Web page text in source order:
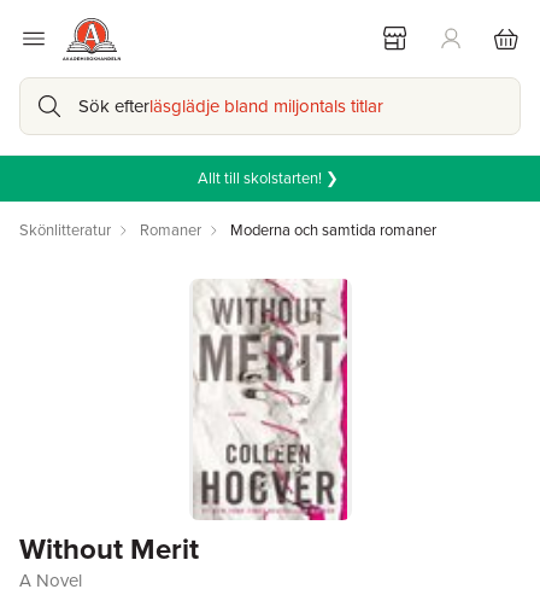
Sök efterläsglädje bland miljontals titlar
Allt till skolstarten! ❯
Skönlitteratur Romaner Moderna och samtida romaner
Without Merit
A Novel